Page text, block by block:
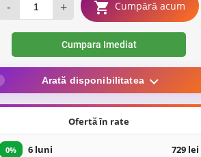
- + Cumpără acum
Cumpara Imediat
Arată disponibilitatea
Ofertă în rate
0% 6 luni 729 lei